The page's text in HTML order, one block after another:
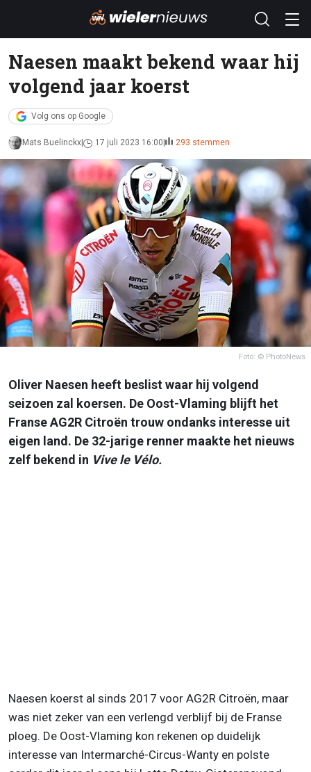
Naesen maakt bekend waar hij
volgend jaar koerst
Volg ons op Google
Mats Buelinckx 17 juli 2023 16:00 293 stemmen
Foto: © PhotoNews
Oliver Naesen heeft beslist waar hij volgend
seizoen zal koersen. De Oost-Vlaming blijft het
Franse AG2R Citroën trouw ondanks interesse uit
eigen land. De 32-jarige renner maakte het nieuws
zelf bekend in Vive le Vélo.
Naesen koerst al sinds 2017 voor AG2R Citroën, maar
was niet zeker van een verlengd verblijf bij de Franse
ploeg. De Oost-Vlaming kon rekenen op duidelijk
interesse van Intermarché-Circus-Wanty en polste